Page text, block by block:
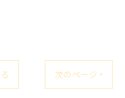
次のページ >